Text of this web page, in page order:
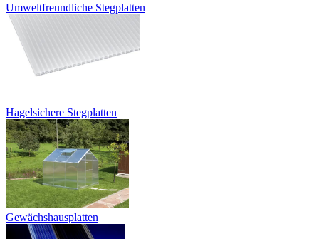
Umweltfreundliche Stegplatten
Hagelsichere Stegplatten
Gewächshausplatten